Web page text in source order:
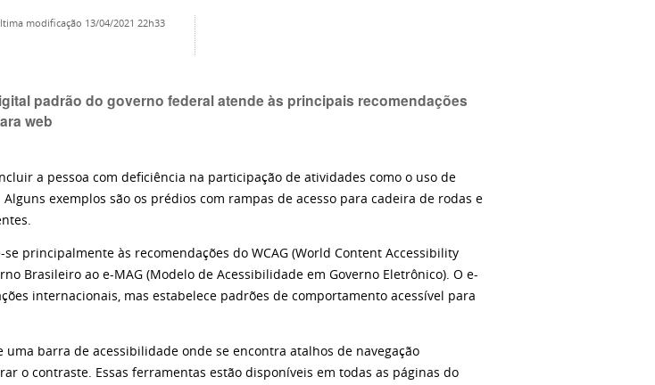
modificação 13/04/2021 22h33
padrão do governo federal atende às principais recomendações
web
a pessoa com deficiência na participação de atividades como o uso de
exemplos são os prédios com rampas de acesso para cadeira de rodas e
principalmente às recomendações do WCAG (World Content Accessibility
Brasileiro ao e-MAG (Modelo de Acessibilidade em Governo Eletrônico). O e-
internacionais, mas estabelece padrões de comportamento acessível para
barra de acessibilidade onde se encontra atalhos de navegação
o contraste. Essas ferramentas estão disponíveis em todas as páginas do